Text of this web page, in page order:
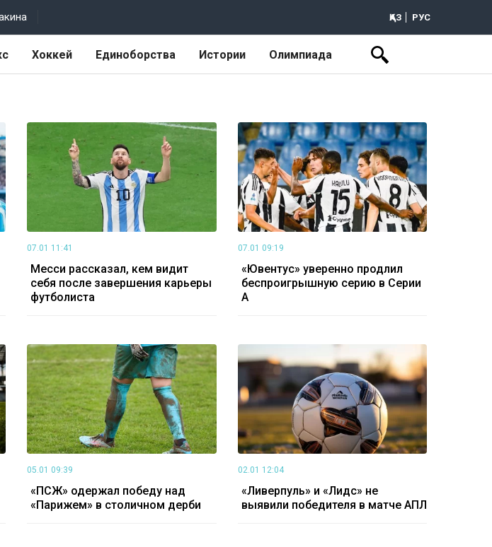
ҚАЗ РУС
Хоккей Единоборства Истории Олимпиада
07.01 11:41
Месси рассказал, кем видит
себя после завершения карьеры
футболиста
07.01 09:19
«Ювентус» уверенно продлил
беспроигрышную серию в Серии
А
05.01 09:39
«ПСЖ» одержал победу над
«Парижем» в столичном дерби
02.01 12:04
«Ливерпуль» и «Лидс» не
выявили победителя в матче АПЛ